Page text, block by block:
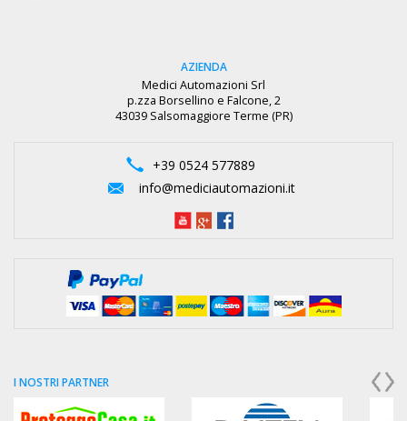
AZIENDA
Medici Automazioni Srl
p.zza Borsellino e Falcone, 2
43039 Salsomaggiore Terme (PR)
+39 0524 577889
info@mediciautomazioni.it
I NOSTRI PARTNER